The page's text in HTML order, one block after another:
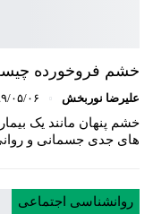
خشم فروخورده
علیرضا نوربخش ۱۳۹۹/
خشم پنهان مانند یک
های جدی جسمانی و
روانشناسی اجتماعی